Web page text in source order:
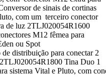
de sinais de cortinas
com um terceiro conector
de luz 2TLJ020054R1600
M12 fêmea para
ou Spot
distribuição para conectar 2
Tina Duo 1
sistema Vital e Pluto, com